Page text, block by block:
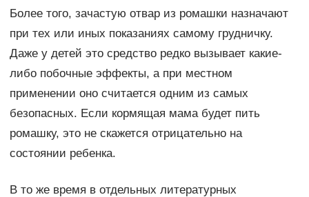
Более того, зачастую отвар из ромашки назначают
при тех или иных показаниях самому грудничку.
Даже у детей это средство редко вызывает какие-
либо побочные эффекты, а при местном
применении оно считается одним из самых
безопасных. Если кормящая мама будет пить
ромашку, это не скажется отрицательно на
состоянии ребенка.
В то же время в отдельных литературных